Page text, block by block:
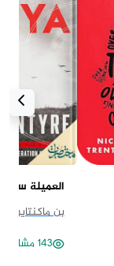
العميلة
بن ماكنتاير
143 مشاهدة